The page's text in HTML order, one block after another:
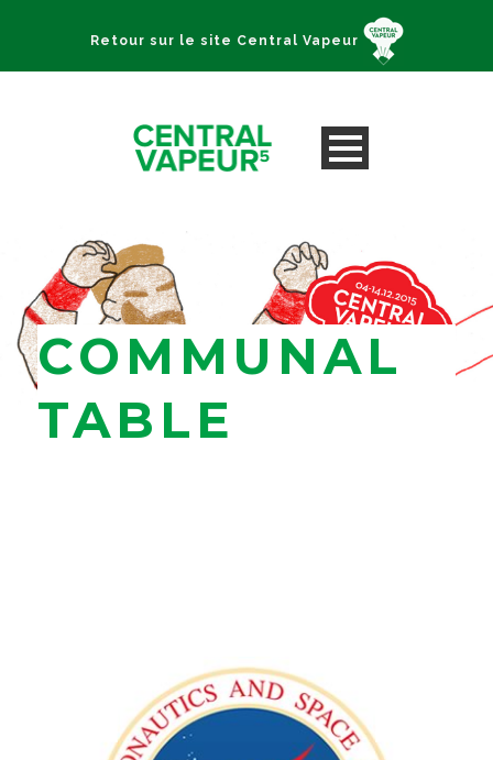
Retour sur le site Central Vapeur
COMMUNAL
TABLE